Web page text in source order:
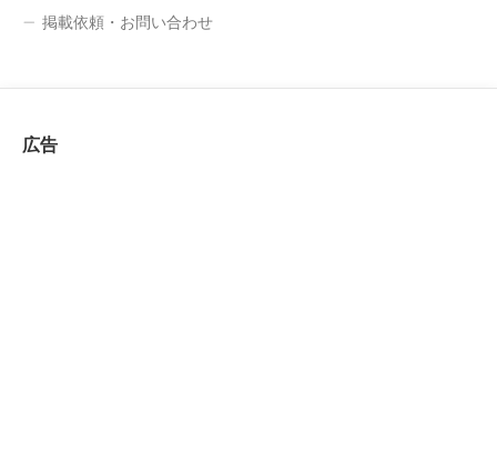
掲載依頼・お問い合わせ
広告